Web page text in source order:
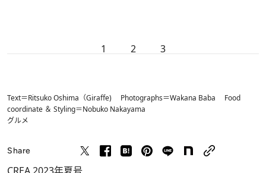
1 2 3
Text＝Ritsuko Oshima（Giraffe) Photographs＝Wakana Baba Food
coordinate ＆ Styling＝Nobuko Nakayama
グルメ
Share